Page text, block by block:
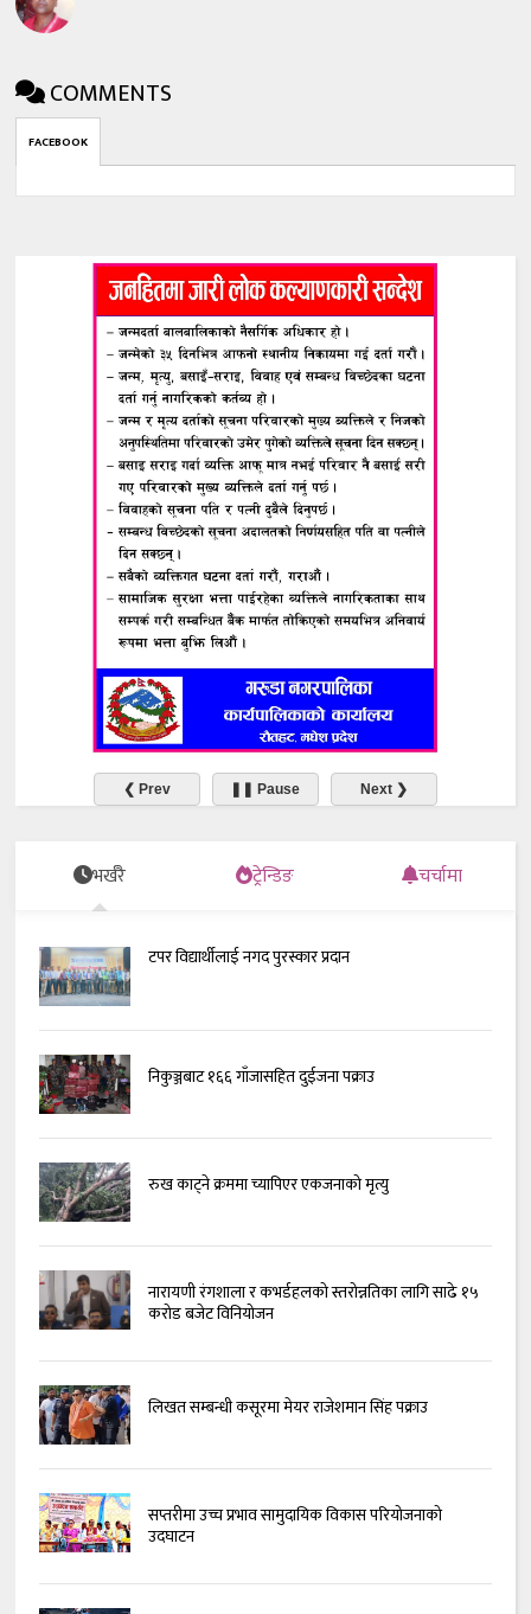
COMMENTS
FACEBOOK
❮ Prev ❚❚ Pause Next ❯
भर्खरै ट्रेन्डिङ चर्चामा
टपर विद्यार्थीलाई नगद पुरस्कार प्रदान
निकुञ्जबाट १६६ गाँजासहित दुईजना पक्राउ
रुख काट्ने क्रममा च्यापिएर एकजनाको मृत्यु
नारायणी रंगशाला र कभर्डहलको स्तरोन्नतिका लागि साढे १५
करोड बजेट विनियोजन
लिखत सम्बन्धी कसूरमा मेयर राजेशमान सिंह पक्राउ
सप्तरीमा उच्च प्रभाव सामुदायिक विकास परियोजनाको
उदघाटन